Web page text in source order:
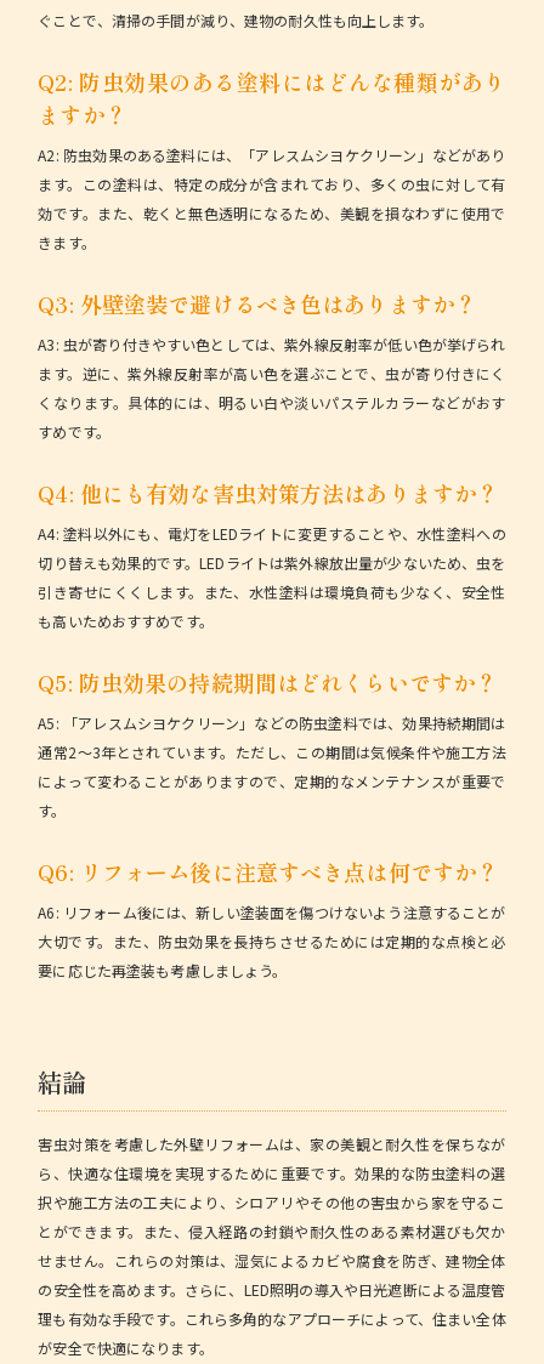
ぐことで、清掃の手間が減り、建物の耐久性も向上します。
Q2: 防虫効果のある塗料にはどんな種類があり
ますか？
A2: 防虫効果のある塗料には、「アレスムシヨケクリーン」などがあり
ます。この塗料は、特定の成分が含まれており、多くの虫に対して有
効です。また、乾くと無色透明になるため、美観を損なわずに使用で
きます。
Q3: 外壁塗装で避けるべき色はありますか？
A3: 虫が寄り付きやすい色としては、紫外線反射率が低い色が挙げられ
ます。逆に、紫外線反射率が高い色を選ぶことで、虫が寄り付きにく
くなります。具体的には、明るい白や淡いパステルカラーなどがおす
すめです。
Q4: 他にも有効な害虫対策方法はありますか？
A4: 塗料以外にも、電灯をLEDライトに変更することや、水性塗料への
切り替えも効果的です。LEDライトは紫外線放出量が少ないため、虫を
引き寄せにくくします。また、水性塗料は環境負荷も少なく、安全性
も高いためおすすめです。
Q5: 防虫効果の持続期間はどれくらいですか？
A5: 「アレスムシヨケクリーン」などの防虫塗料では、効果持続期間は
通常2〜3年とされています。ただし、この期間は気候条件や施工方法
によって変わることがありますので、定期的なメンテナンスが重要で
す。
Q6: リフォーム後に注意すべき点は何ですか？
A6: リフォーム後には、新しい塗装面を傷つけないよう注意することが
大切です。また、防虫効果を長持ちさせるためには定期的な点検と必
要に応じた再塗装も考慮しましょう。
結論
害虫対策を考慮した外壁リフォームは、家の美観と耐久性を保ちなが
ら、快適な住環境を実現するために重要です。効果的な防虫塗料の選
択や施工方法の工夫により、シロアリやその他の害虫から家を守るこ
とができます。また、侵入経路の封鎖や耐久性のある素材選びも欠か
せません。これらの対策は、湿気によるカビや腐食を防ぎ、建物全体
の安全性を高めます。さらに、LED照明の導入や日光遮断による温度管
理も有効な手段です。これら多角的なアプローチによって、住まい全体
が安全で快適になります。